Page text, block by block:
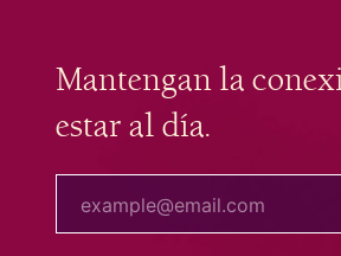
Mantengan la
estar al día.